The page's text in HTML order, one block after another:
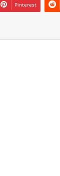
Pinterest